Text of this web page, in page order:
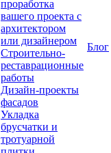
проработка
вашего проекта с
архитектором
или дизайнером
Строительно-
реставрационные
работы
Дизайн-проекты
фасадов
Укладка
брусчатки и
тротуарной
Блог